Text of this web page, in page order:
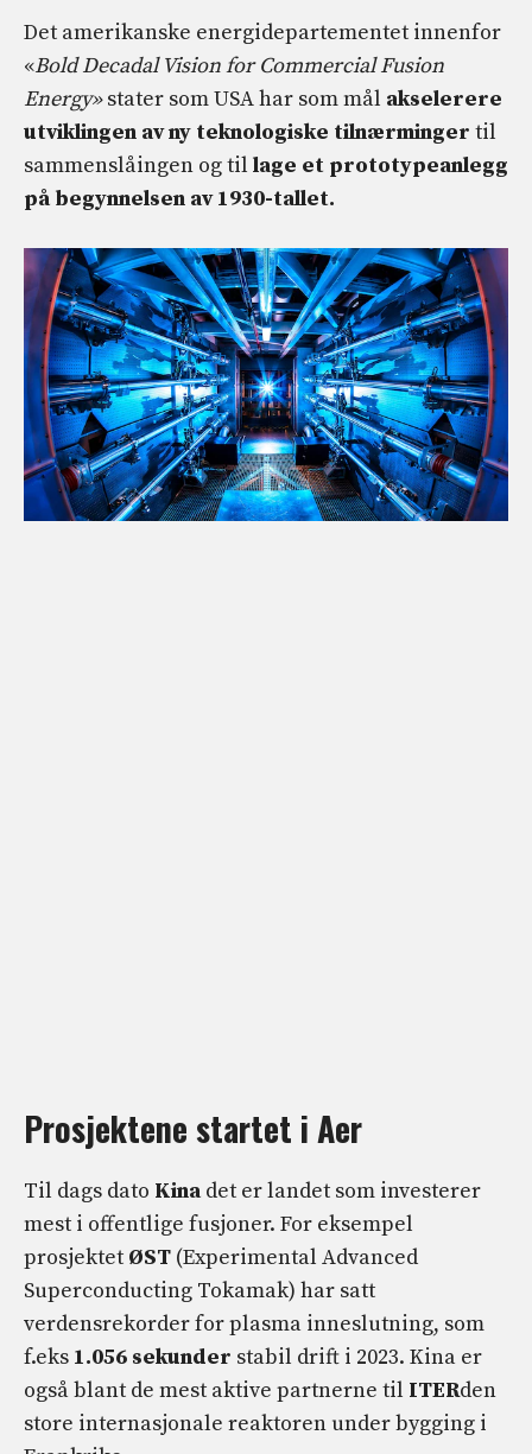
Det amerikanske energidepartementet innenfor
«Bold Decadal Vision for Commercial Fusion
Energy»stater som USA har som mål akselerere
utviklingen avny teknologiske tilnærminger til
sammenslåingen og til lage et prototypeanlegg
på begynnelsen av 1930-tallet.
Prosjektene startet i Aer
Til dags dato Kina det er landet som investerer
mest i offentlige fusjoner. For eksempel
prosjektet ØST (Experimental Advanced
Superconducting Tokamak) har satt
verdensrekorder for plasma inneslutning, som
f.eks 1.056 sekunder stabil drift i 2023. Kina er
også blant de mest aktive partnerne til ITERden
store internasjonale reaktoren under bygging i